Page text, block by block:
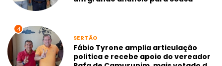
4
SERTÃO
Fábio Tyrone amplia articulação
política e recebe apoio do vereador